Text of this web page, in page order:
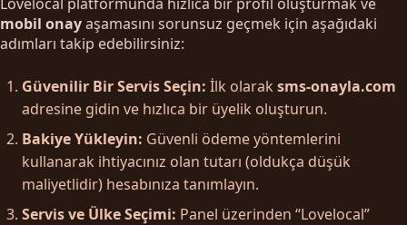
mobil onayaşamasını sorunsuz geçmek için aşağıdaki
adımları takip edebilirsiniz:
Güvenilir Bir Servis Seçin: İlk olarak sms-onayla.com
adresine gidin ve hızlıca bir üyelik oluşturun.
Bakiye Yükleyin: Güvenli ödeme yöntemlerini
kullanarak ihtiyacınız olan tutarı (oldukça düşük
maliyetlidir) hesabınıza tanımlayın.
Servis ve Ülke Seçimi: Panel üzerinden “Lovelocal”